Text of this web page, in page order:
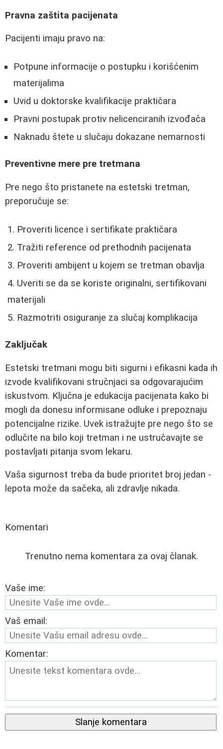
Pravna zaštita pacijenata
Pacijenti imaju pravo na:
Potpune informacije o postupku i korišćenim
materijalima
Uvid u doktorske kvalifikacije praktičara
Pravni postupak protiv nelicenciranih izvođača
Naknadu štete u slučaju dokazane nemarnosti
Preventivne mere pre tretmana
Pre nego što pristanete na estetski tretman,
preporučuje se:
Proveriti licence i sertifikate praktičara
Tražiti reference od prethodnih pacijenata
Proveriti ambijent u kojem se tretman obavlja
Uveriti se da se koriste originalni, sertifikovani
materijali
Razmotriti osiguranje za slučaj komplikacija
Zaključak
Estetski tretmani mogu biti sigurni i efikasni kada ih
izvode kvalifikovani stručnjaci sa odgovarajućim
iskustvom. Ključna je edukacija pacijenata kako bi
mogli da donesu informisane odluke i prepoznaju
potencijalne rizike. Uvek istražujte pre nego što se
odlučite na bilo koji tretman i ne ustručavajte se
postavljati pitanja svom lekaru.
Vaša sigurnost treba da bude prioritet broj jedan -
lepota može da sačeka, ali zdravlje nikada.
Komentari
Trenutno nema komentara za ovaj članak.
Vaše ime:
Vaš email:
Komentar:
Slanje komentara